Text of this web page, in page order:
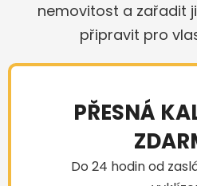
nemovitost a zařadit
připravit pro
PŘESNÁ
Do 24 hodin od